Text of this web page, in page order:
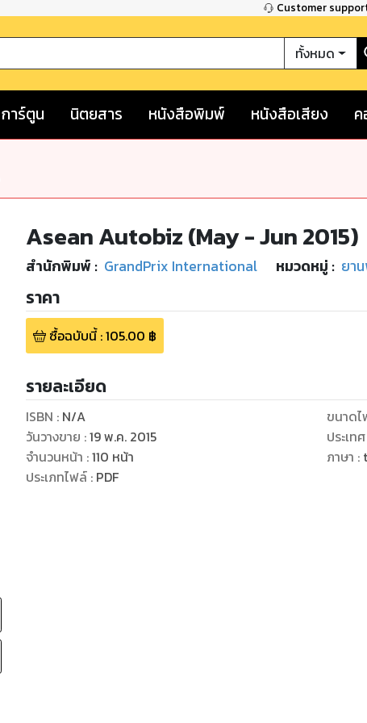
Customer
ทั้งหมด
การ์ตูน นิตยสาร หนังสือพิมพ์ หนังสือเสียง
Asean Autobiz (May - Jun 2015)
สำนักพิมพ์ : GrandPrix International หมวดหมู่ : ยา
ราคา
ซื้อฉบับนี้:105.00 ฿
รายละเอียด
ISBN : N/A
วันวางขาย :19 พ.ค. 2015
จำนวนหน้า :110 หน้า
ประเภทไฟล์: PDF
ขนาด
ประเทศ
ภาษา :